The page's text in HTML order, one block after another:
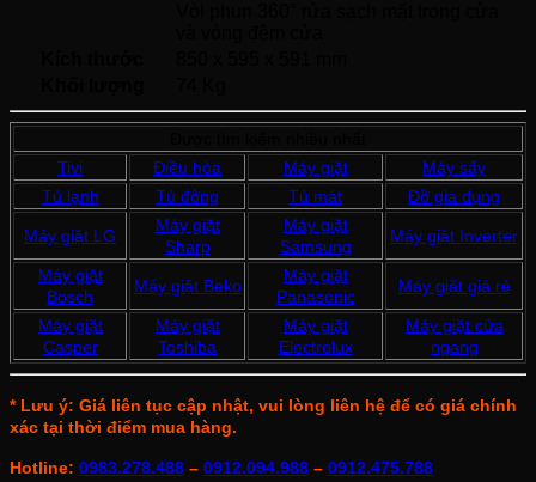
Tivi
Điều hòa Máy giặt
Máy sấy
Tủ lạnh
Tủ đông Tủ mát Đồ gia dụng
Máy giặt LG
Máy giặt
Sharp
Máy giặt
Samsung
Máy giặt Inverter
Máy giặt
Bosch
Máy giặt Beko
Máy giặt
Panasonic
Máy giặt giá rẻ
Máy giặt
Casper
Máy giặt
Toshiba
Máy giặt
Electrolux
Máy giặt cửa
ngang
* Lưu ý: Giá liên tục cập nhật, vui lòng liên hệ để có giá chính
xác tại thời điểm mua hàng.
Hotline: 0983.278.488 – 0912.094.988 – 0912.475.788